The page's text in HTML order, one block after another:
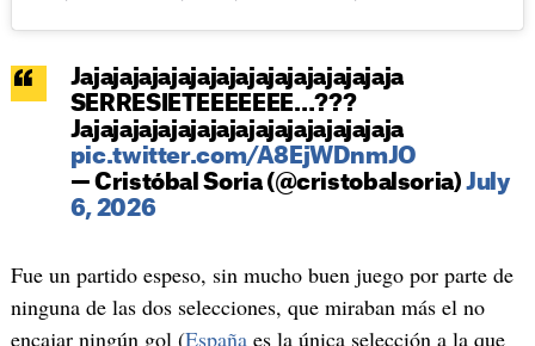
Jajajajajajajajajajajajajajajajaja
SERRESIETEEEEEEE…???
Jajajajajajajajajajajajajajajajaja
pic.twitter.com/A8EjWDnmJO
— Cristóbal Soria (@cristobalsoria)July
6, 2026
Fue un partido espeso, sin mucho buen juego por parte de
ninguna de las dos selecciones, que miraban más el no
encajar ningún gol (Españaes la única selección a la que